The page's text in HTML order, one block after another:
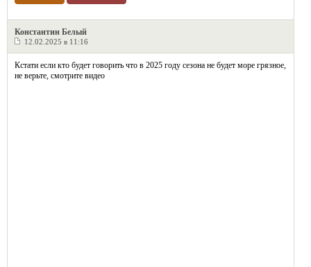
Константин Белый
12.02.2025 в 11:16
Кстати если кто будет говорить что в 2025 году сезона не будет море грязное,
не верьте, смотрите видео